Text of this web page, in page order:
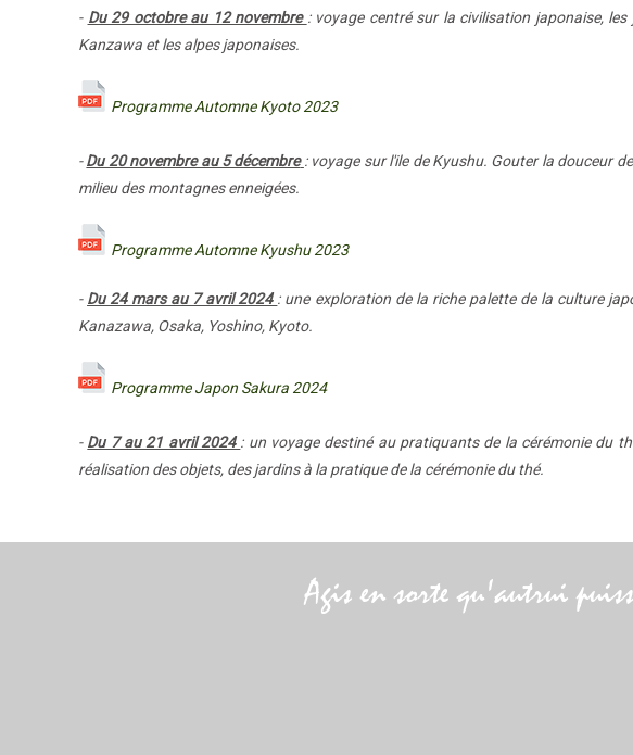
- Du 29 octobre au 12 novembre : voyage centré sur la civilisation japonaise,
Kanzawa et les alpes japonaises.
Programme Automne Kyoto 2023
-Du 20 novembre au 5 décembre : voyage sur l'ile de Kyushu. Gouter la douceur
milieu des montagnes enneigées.
Programme Automne Kyushu 2023
- Du 24 mars au 7 avril 2024: une exploration de la riche palette de la culture
Kanazawa, Osaka, Yoshino, Kyoto.
Programme Japon Sakura 2024
- Du 7 au 21 avril 2024 : un voyage destiné au pratiquants de la cérémonie du
réalisation des objets, des jardins à la pratique de la cérémonie du thé.
Agis en sorte qu'autrui